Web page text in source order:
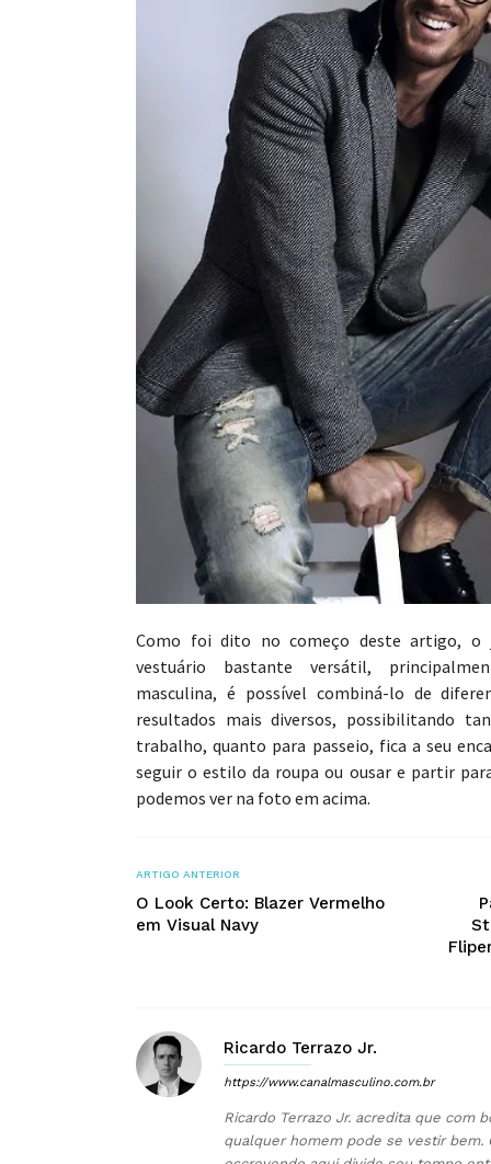
Como foi dito no começo deste artigo, o
vestuário bastante versátil,
masculina, é possível combiná-lo de
resultados mais diversos, possibilitando
trabalho, quanto para passeio, fica a seu
seguir o estilo da roupa ou ousar e partir
podemos ver na foto em acima.
ARTIGO ANTERIOR
O Look Certo: Blazer Vermelho
em Visual Navy
Ricardo Terrazo Jr.
https://www.canalmasculino.com.br
Ricardo Terrazo Jr. acredita que com
qualquer homem pode se vestir bem.